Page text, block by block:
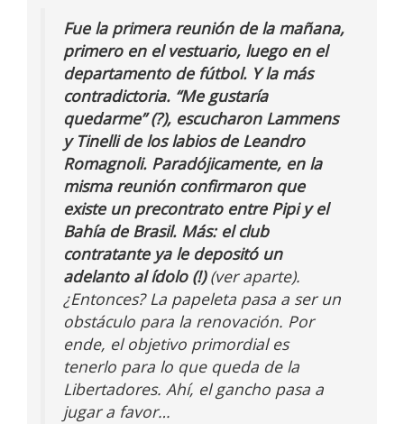
Fue la primera reunión de la mañana,
primero en el vestuario, luego en el
departamento de fútbol. Y la más
contradictoria. “Me gustaría
quedarme” (?), escucharon Lammens
y Tinelli de los labios de Leandro
Romagnoli. Paradójicamente, en la
misma reunión confirmaron que
existe un precontrato entre Pipi y el
Bahía de Brasil. Más: el club
contratante ya le depositó un
adelanto al ídolo (!)(ver aparte).
¿Entonces? La papeleta pasa a ser un
obstáculo para la renovación. Por
ende, el objetivo primordial es
tenerlo para lo que queda de la
Libertadores. Ahí, el gancho pasa a
jugar a favor…